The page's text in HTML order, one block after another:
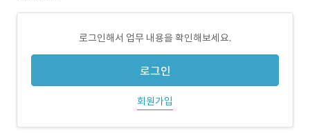
로그인해서 업무 내용을 확인해보세요.
로그인
회원가입